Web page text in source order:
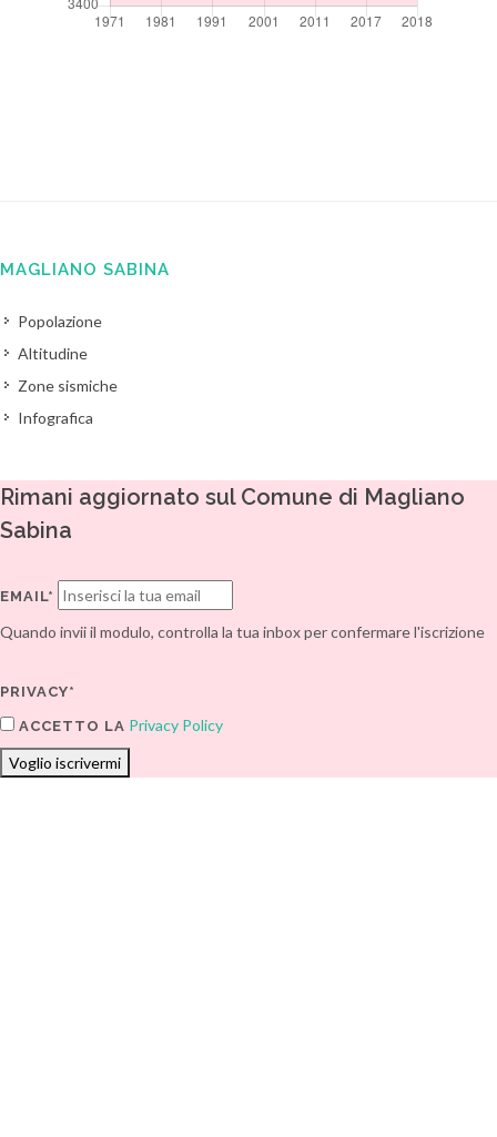
MAGLIANO SABINA
Popolazione
Altitudine
Zone sismiche
Infografica
Rimani aggiornato sul Comune di Magliano
Sabina
EMAIL*
Quando invii il modulo, controlla la tua inbox per confermare l'iscrizione
PRIVACY*
ACCETTO LA Privacy Policy
Voglio iscrivermi